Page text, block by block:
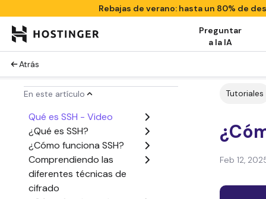
Rebajas de verano: hasta un 80% de
Preguntar
a la IA
Atrás
En este artículo
Qué es SSH - Video
¿Qué es SSH?
¿Cómo funciona SSH?
Comprendiendo las
diferentes técnicas de
cifrado
Tutoriales
Feb 12,